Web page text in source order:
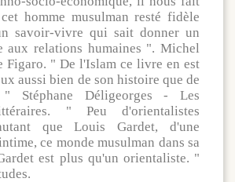
homme musulman resté fidèle
savoir-vivre qui sait donner un
aux relations humaines ". Michel
Figaro. " De l'Islam ce livre en est
aussi bien de son histoire que de
" Stéphane Déligeorges - Les
" Peu d'orientalistes
que Louis Gardet, d'une
ce monde musulman dans sa
est plus qu'un orientaliste. "